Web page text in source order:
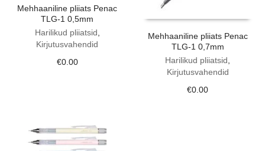
Mehhaaniline pliiats Penac
TLG-1 0,5mm
Harilikud pliiatsid,
Kirjutusvahendid
€0.00
Mehhaaniline pliiats Penac
TLG-1 0,7mm
Harilikud pliiatsid,
Kirjutusvahendid
€0.00